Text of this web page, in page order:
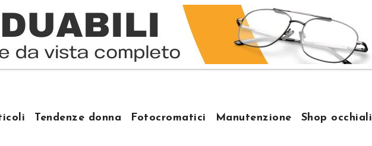
Tendenze donna Fotocromatici Manutenzione Shop occhiali